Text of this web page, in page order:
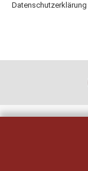
Datenschutzerklärung